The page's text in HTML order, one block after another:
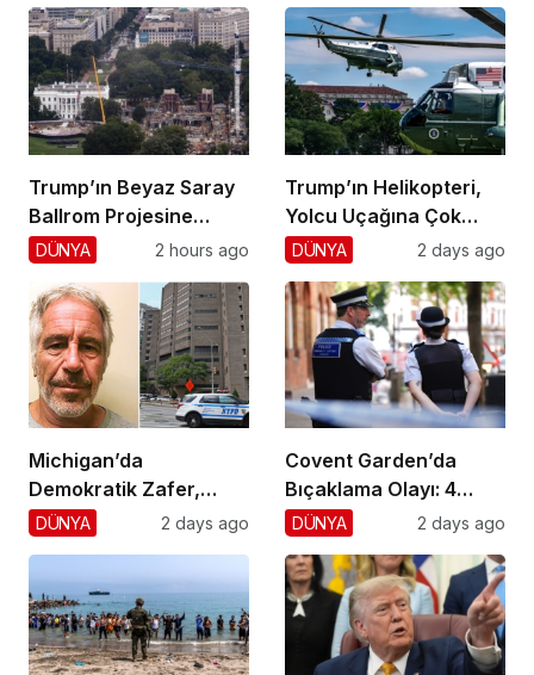
Trump’ın Beyaz Saray
Ballrom Projesine
Durdurma
DÜNYA 2 hours ago
Trump’ın Helikopteri,
Yolcu Uçağına Çok
Yaklaştı!
DÜNYA 2 days ago
Michigan’da
Demokratik Zafer,
Cumhuriyetçilere
DÜNYA 2 days ago
Covent Garden’da
Bıçaklama Olayı: 4
Yaralı, 1 Gözaltı
DÜNYA 2 days ago